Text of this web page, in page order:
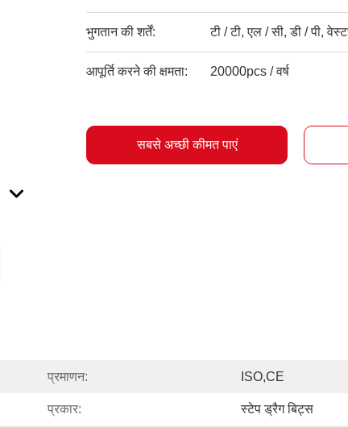
भुगतान की शर्तें: टी / टी, एल / सी, डी / पी,
आपूर्ति करने की क्षमता: 20000pcs / वर्ष
सबसे अच्छी कीमत पाएं
प्रमाणन: ISO,CE
प्रकार: स्टेप ड्रैग बिट्स